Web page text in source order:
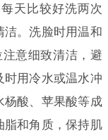
天比较好洗两次
洁。洗脸时用温和
意细致清洁，避
时用冷水或温水冲
杨酸、苹果酸等成
脂和角质，保持肌